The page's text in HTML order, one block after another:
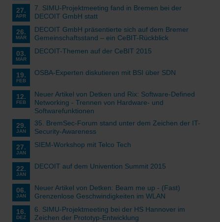
27.
APR
7. SIMU-Projektmeeting fand in Bremen bei der
DECOIT GmbH statt
26.
MÄR
DECOIT GmbH präsentierte sich auf dem Bremer
Gemeinschaftsstand – ein CeBIT-Rückblick
03.
MÄR
DECOIT-Themen auf der CeBIT 2015
19.
FEB
OSBA‐Experten diskutieren mit BSI über SDN
12.
FEB
Neuer Artikel von Detken und Rix: Software-Defined
Networking - Trennen von Hardware- und
Softwarefunktionen
29.
JAN
35. BremSec-Forum stand unter dem Zeichen der IT-
Security-Awareness
27.
JAN
SIEM-Workshop mit Telco Tech
22.
JAN
DECOIT auf dem Univention Summit 2015
06.
JAN
Neuer Artikel von Detken: Beam me up - (Fast)
Grenzenlose Geschwindigkeiten im WLAN
16.
DEZ
6. SIMU-Projektmeeting bei der HS Hannover im
Zeichen der Prototyp-Entwicklung